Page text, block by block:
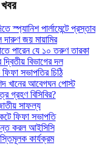
পার্লামেন্টে প্রস্তাব
দারুণ জয় মায়ামির
পারেন যে ১০ তরুণ তারকা
বিভাগের দল
সভাপতির চিঠি
খানের আবেগঘন পোস্ট
গ্রহণ বিসিবির?
সাফল্য
ফিফা সভাপতি
করল আইসিসি
কার্যক্রম